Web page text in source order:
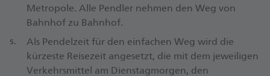
Metropole. Alle Pendler nehmen den Weg von
Bahnhof zu Bahnhof.
Als Pendelzeit für den einfachen Weg wird die
kürzeste Reisezeit angesetzt, die mit dem jeweiligen
Verkehrsmittel am Dienstagmorgen, den